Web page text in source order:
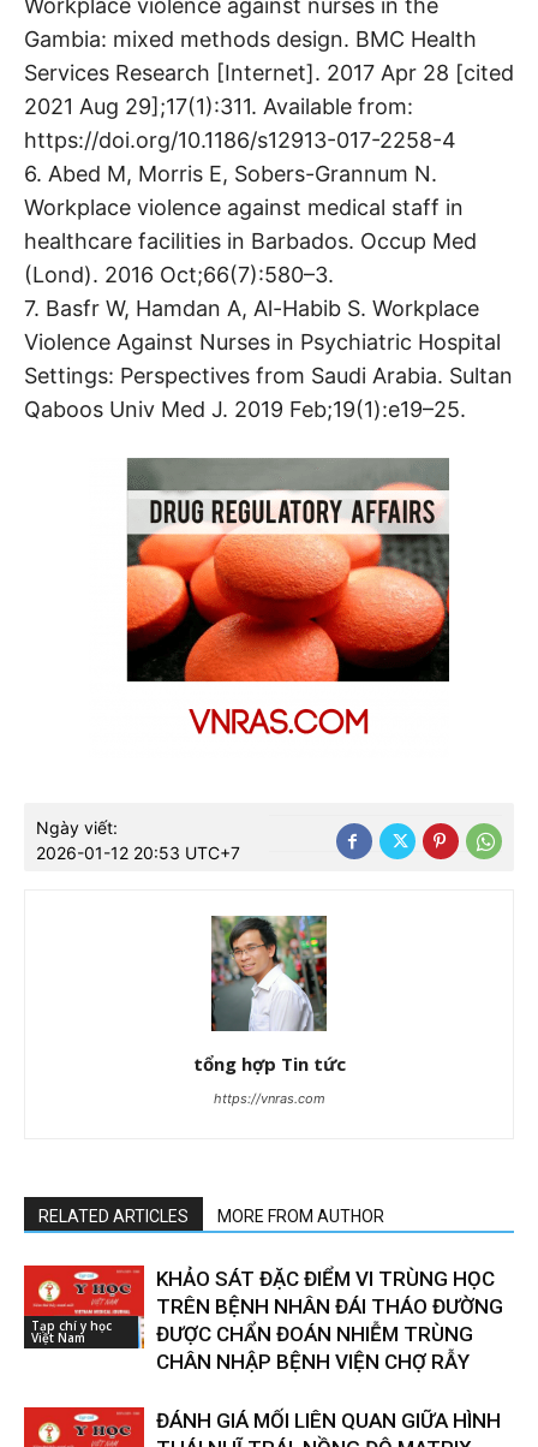
Workplace violence against nurses in the
Gambia: mixed methods design. BMC Health
Services Research [Internet]. 2017 Apr 28 [cited
2021 Aug 29];17(1):311. Available from:
https://doi.org/10.1186/s12913-017-2258-4
6. Abed M, Morris E, Sobers-Grannum N.
Workplace violence against medical staff in
healthcare facilities in Barbados. Occup Med
(Lond). 2016 Oct;66(7):580–3.
7. Basfr W, Hamdan A, Al-Habib S. Workplace
Violence Against Nurses in Psychiatric Hospital
Settings: Perspectives from Saudi Arabia. Sultan
Qaboos Univ Med J. 2019 Feb;19(1):e19–25.
Ngày viết:
2026-01-12 20:53 UTC+7
tổng hợp Tin tức
https://vnras.com
RELATED ARTICLES MORE FROM AUTHOR
Tạp chí y học
Việt Nam
KHẢO SÁT ĐẶC ĐIỂM VI TRÙNG HỌC
TRÊN BỆNH NHÂN ĐÁI THÁO ĐƯỜNG
ĐƯỢC CHẨN ĐOÁN NHIỄM TRÙNG
CHÂN NHẬP BỆNH VIỆN CHỢ RẪY
ĐÁNH GIÁ MỐI LIÊN QUAN GIỮA HÌNH